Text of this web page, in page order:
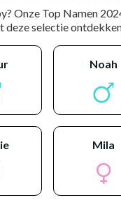
Onze Top Namen
selectie
noah
mila